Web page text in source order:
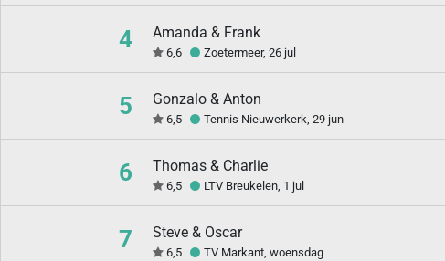
4 Amanda & Frank
6,6 Zoetermeer, 26 jul
5 Gonzalo & Anton
6,5 Tennis Nieuwerkerk, 29 jun
6 Thomas & Charlie
6,5 LTV Breukelen, 1 jul
7 Steve & Oscar
6,5 TV Markant, woensdag